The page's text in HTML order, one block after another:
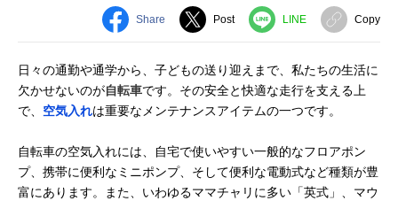
Share Post LINE Copy
日々の通勤や通学から、子どもの送り迎えまで、私たちの生活に
欠かせないのが自転車です。その安全と快適な走行を支える上
で、 空気入れは重要なメンテナンスアイテムの一つです。
自転車の空気入れには、自宅で使いやすい一般的なフロアポン
プ、携帯に便利なミニポンプ、そして便利な電動式など種類が豊
富にあります。また、いわゆるママチャリに多い「英式」、マウ